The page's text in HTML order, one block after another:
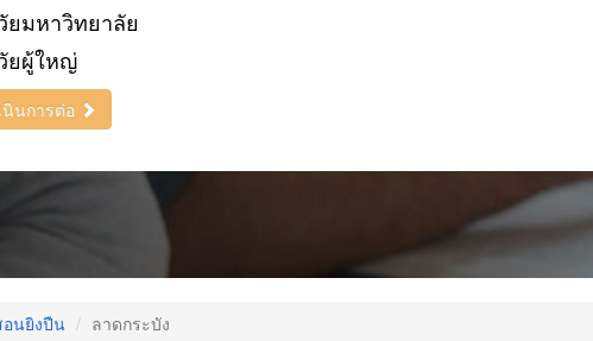
ยมหาวิทยาลัย
ยผู้ใหญ่
นินการต่อ
นยิงปืน ลาดกระบัง